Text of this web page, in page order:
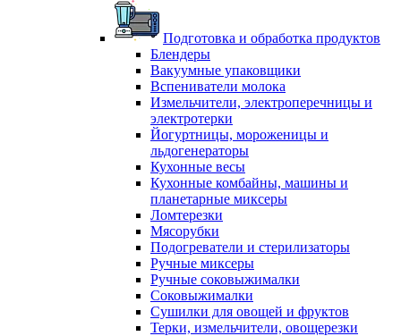
Подготовка и обработка продуктов
Блендеры
Вакуумные упаковщики
Вспениватели молока
Измельчители, электроперечницы и
электротерки
Йогуртницы, мороженицы и
льдогенераторы
Кухонные весы
Кухонные комбайны, машины и
планетарные миксеры
Ломтерезки
Мясорубки
Подогреватели и стерилизаторы
Ручные миксеры
Ручные соковыжималки
Соковыжималки
Сушилки для овощей и фруктов
Терки, измельчители, овощерезки